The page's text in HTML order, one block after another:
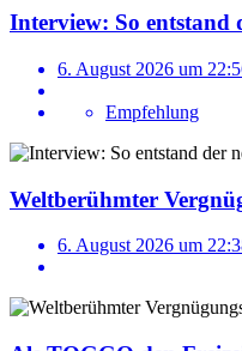
Interview: So entstand
6. August 2026 um
Empfehlung
Weltberühmter
6. August 2026 um